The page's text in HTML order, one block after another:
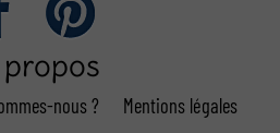
nous ?
Mentions légales